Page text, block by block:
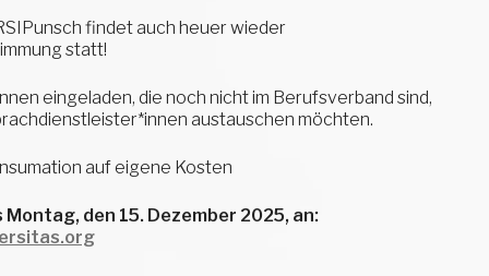
findet auch heuer wieder
statt!
eingeladen, die noch nicht im Berufsverband sind,
austauschen möchten.
auf eigene Kosten
den 15. Dezember 2025, an: